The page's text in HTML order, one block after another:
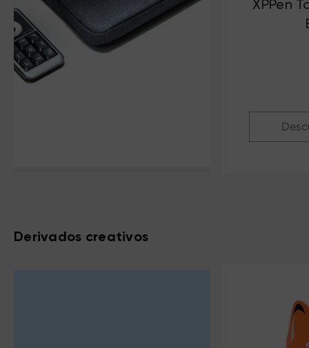
XPPen
Derivados creativos